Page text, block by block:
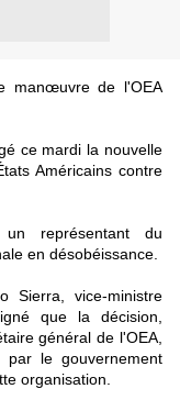
manœuvre de l'OEA
ce mardi la nouvelle
Américains contre
un représentant du
en désobéissance.
Sierra, vice-ministre
que la décision,
général de l'OEA,
le gouvernement
organisation.